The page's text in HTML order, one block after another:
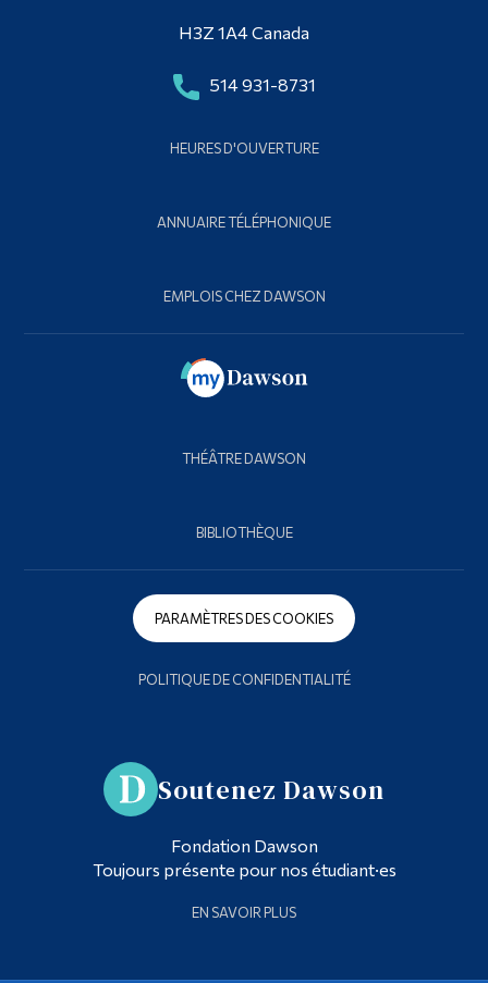
H3Z 1A4 Canada
514 931-8731
HEURES D'OUVERTURE
ANNUAIRE TÉLÉPHONIQUE
EMPLOIS CHEZ DAWSON
THÉÂTRE DAWSON
BIBLIOTHÈQUE
PARAMÈTRES DES COOKIES
POLITIQUE DE CONFIDENTIALITÉ
Soutenez Dawson
Fondation Dawson
Toujours présente pour nos étudiant·es
EN SAVOIR PLUS